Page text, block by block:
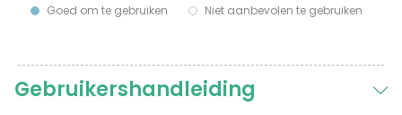
Goed om te gebruiken Niet aanbevolen te gebruiken
Gebruikershandleiding